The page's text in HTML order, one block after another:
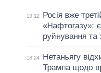
19:12
Росія вже
«Нафтогазу»:
руйнування та
18:24
Нетаньягу
Трампа щодо